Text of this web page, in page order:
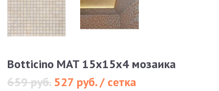
Botticino MAT 15x15x4 мозаика
659 руб.527 руб. / сетка